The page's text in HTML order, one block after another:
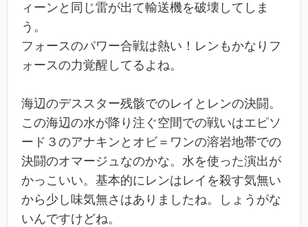
ィーンと同じ雷が出て輸送機を破壊してしま
う。
フォースのパワー合戦は熱い！レンもかなりフ
ォースの力覚醒してるよね。
海辺のデススター残骸でのレイとレンの決闘。
この海辺の水が降り注ぐ空間での戦いはエピソ
ード３のアナキンとオビ＝ワンの溶岩地帯での
決闘のオマージュなのかな。水を使った演出が
かっこいい。基本的にレンはレイを殺す気無い
から少し味気無さはありましたね。しょうがな
いんですけどね。